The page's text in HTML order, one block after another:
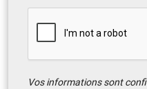
Vos informations sont